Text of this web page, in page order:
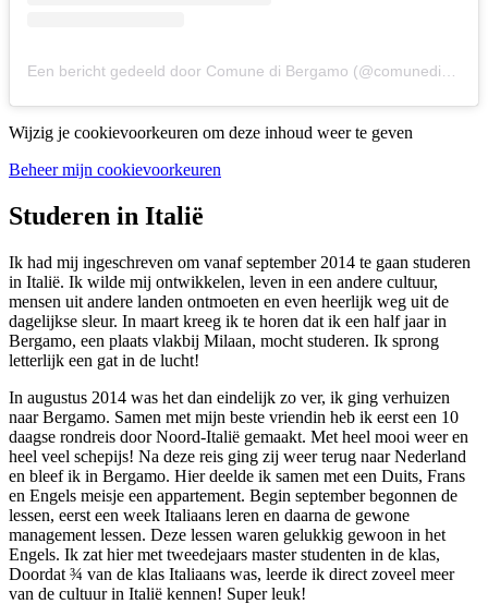
Wijzig je cookievoorkeuren om deze inhoud weer te geven
Beheer mijn cookievoorkeuren
Studeren in Italië
Ik had mij ingeschreven om vanaf september 2014 te gaan studeren
in Italië. Ik wilde mij ontwikkelen, leven in een andere cultuur,
mensen uit andere landen ontmoeten en even heerlijk weg uit de
dagelijkse sleur. In maart kreeg ik te horen dat ik een half jaar in
Bergamo, een plaats vlakbij Milaan, mocht studeren. Ik sprong
letterlijk een gat in de lucht!
In augustus 2014 was het dan eindelijk zo ver, ik ging verhuizen
naar Bergamo. Samen met mijn beste vriendin heb ik eerst een 10
daagse rondreis door Noord-Italië gemaakt. Met heel mooi weer en
heel veel schepijs! Na deze reis ging zij weer terug naar Nederland
en bleef ik in Bergamo. Hier deelde ik samen met een Duits, Frans
en Engels meisje een appartement. Begin september begonnen de
lessen, eerst een week Italiaans leren en daarna de gewone
management lessen. Deze lessen waren gelukkig gewoon in het
Engels. Ik zat hier met tweedejaars master studenten in de klas,
Doordat ¾ van de klas Italiaans was, leerde ik direct zoveel meer
van de cultuur in Italië kennen! Super leuk!